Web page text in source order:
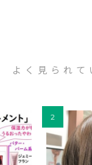
よく見られ